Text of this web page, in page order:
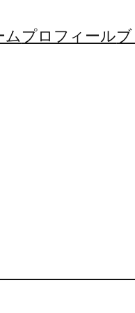
ムプロフィール